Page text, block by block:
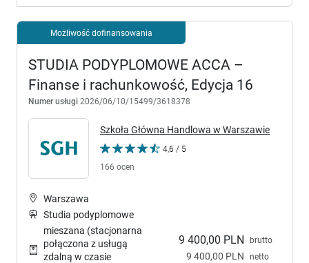
Możliwość dofinansowania
STUDIA PODYPLOMOWE ACCA –
Finanse i rachunkowość, Edycja 16
Numer usługi 2026/06/10/15499/3618378
Szkoła Główna Handlowa w Warszawie
4,6 / 5
166 ocen
9 400,00 PLN brutto
9 400,00 PLN netto
Warszawa
Studia podyplomowe
mieszana (stacjonarna
połączona z usługą
zdalną w czasie